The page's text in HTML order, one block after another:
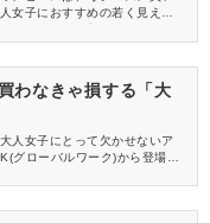
女子におすすめの若く見える
装いが楽しめますよ♡
わなきゃ損する「大
人女子にとって欠かせないア
グローバルワーク)から登場し
くださいね♡